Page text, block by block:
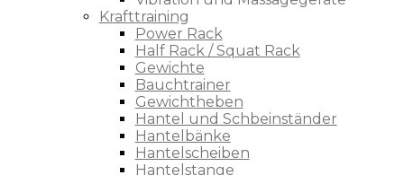
Krafttraining
Power Rack
Half Rack / Squat Rack
Gewichte
Bauchtrainer
Gewichtheben
Hantel und Schbeinständer
Hantelbänke
Hantelscheiben
Hantelstange